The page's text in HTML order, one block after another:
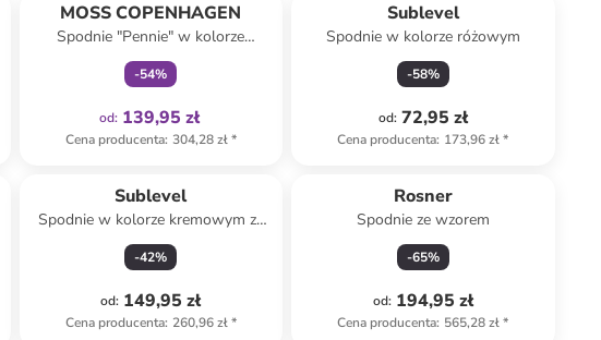
MOSS COPENHAGEN
Spodnie "Pennie" w kolorze
beżowym
-54%
od: 139,95 zł
Cena producenta: 304,28 zł*
Sublevel
Spodnie w kolorze różowym
-58%
od: 72,95 zł
Cena producenta: 173,96 zł*
Sublevel
Spodnie w kolorze kremowym ze
wzorem
-42%
od: 149,95 zł
Cena producenta: 260,96 zł*
Rosner
Spodnie ze wzorem
-65%
od: 194,95 zł
Cena producenta: 565,28 zł*